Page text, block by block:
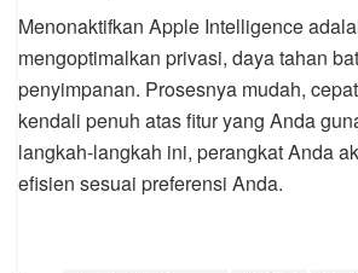
Menonaktifkan Apple Intelligence
mengoptimalkan privasi, daya tahan
penyimpanan. Prosesnya mudah,
kendali penuh atas fitur yang Anda
langkah-langkah ini, perangkat Anda
efisien sesuai preferensi Anda.